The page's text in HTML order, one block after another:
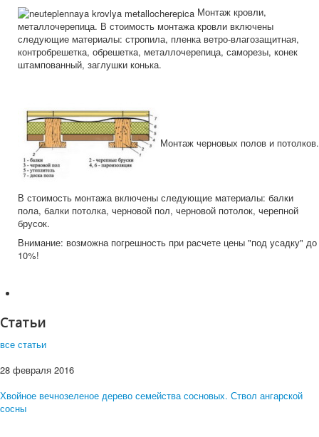
Монтаж кровли,
металлочерепица. В стоимость монтажа кровли включены
следующие материалы: стропила, пленка ветро-влагозащитная,
контробрешетка, обрешетка, металлочерепица, саморезы, конек
штампованный, заглушки конька.
Монтаж черновых полов и потолков.
В стоимость монтажа включены следующие материалы: балки
пола, балки потолка, черновой пол, черновой потолок, черепной
брусок.
Внимание: возможна погрешность при расчете цены "под усадку" до
10%!
Статьи
все статьи
28 февраля 2016
Хвойное вечнозеленое дерево семейства сосновых. Ствол ангарской
сосны